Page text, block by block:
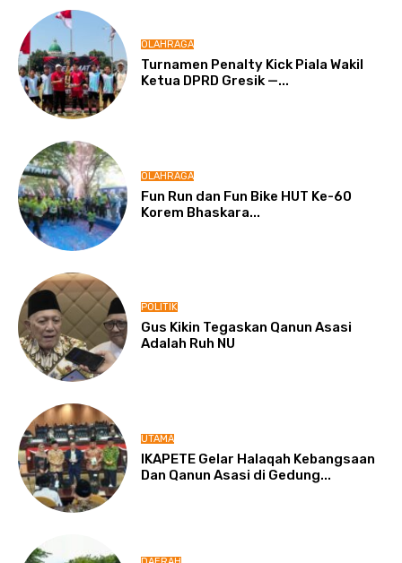
OLAHRAGA
Turnamen Penalty Kick Piala Wakil
Ketua DPRD Gresik —...
OLAHRAGA
Fun Run dan Fun Bike HUT Ke-60
Korem Bhaskara...
POLITIK
Gus Kikin Tegaskan Qanun Asasi
Adalah Ruh NU
UTAMA
IKAPETE Gelar Halaqah Kebangsaan
Dan Qanun Asasi di Gedung...